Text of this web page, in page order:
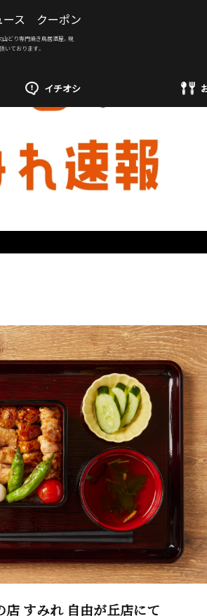
ス クーポン
山どり専門焼き鳥居酒屋。現
いております。
イチオシ
店 すみれ 自由が丘店にて